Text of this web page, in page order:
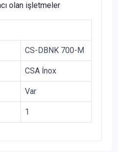
olan işletmeler
CS-DBNK 700-M
CSA İnox
Var
1